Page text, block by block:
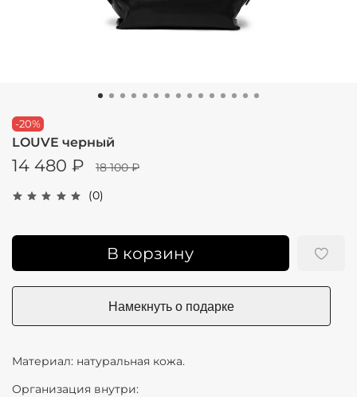
-20%
(0)
LOUVE черный
14 480 ₽ 18 100 ₽
В корзину
Материал: натуральная кожа.
Организация внутри: